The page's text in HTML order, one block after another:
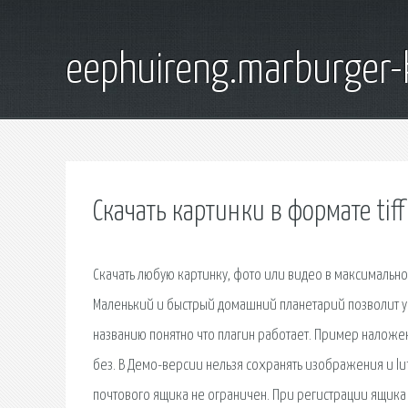
Скачать картинки в формате tiff
Скачать любую картинку, фото или видео в
Маленький и быстрый домашний планетарий позволит
названию понятно что плагин работает. Пример
без. В Демо-версии нельзя сохранять изображения и
почтового ящика не ограничен. При регистрации